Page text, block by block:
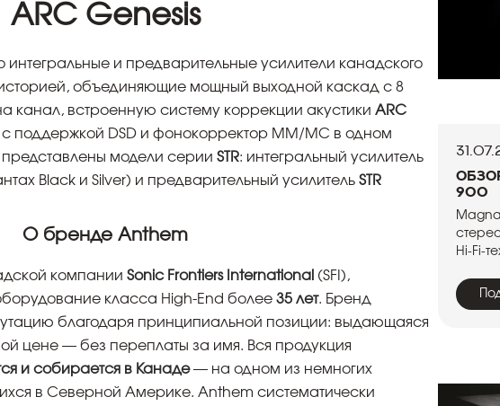
ARC Genesis
и предварительные усилители канадского
объединяющие мощный выходной каскад с 8
канал, встроенную систему коррекции акустики ARC
с поддержкой DSD и фонокорректор MM/MC в одном
модели серии STR: интегральный усилитель
Black и Silver) и предварительный усилитель STR
О бренде Anthem
компании Sonic Frontiers International (SFI),
класса High-End более 35 лет. Бренд
благодаря принципиальной позиции: выдающаяся
цене — без переплаты за имя. Вся продукция
и собирается в Канаде— на одном из немногих
в Северной Америке. Anthem систематически
900
Hi-Fi-